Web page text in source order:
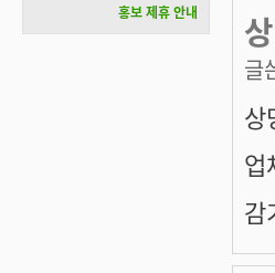
글
상
업
감
홍보 제휴 안내